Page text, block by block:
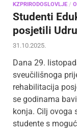
KZPRIRODOSLOVLJE /
Studenti
posjetili
31.10.2025.
Dana 29.
sveučilišnoga
rehabilitacija
se godinama
konja. Cilj ovoga
studente s